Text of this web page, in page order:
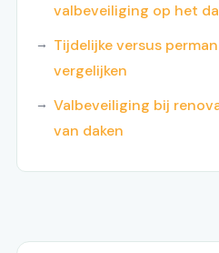
valbeveiliging op het
Tijdelijke versus
vergelijken
Valbeveiliging bij
van daken